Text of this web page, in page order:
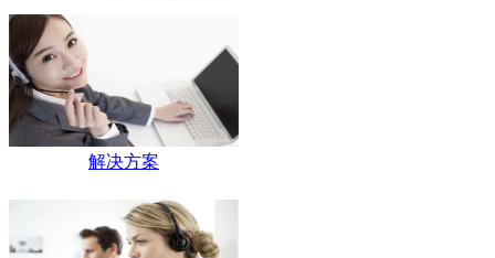
解决方案